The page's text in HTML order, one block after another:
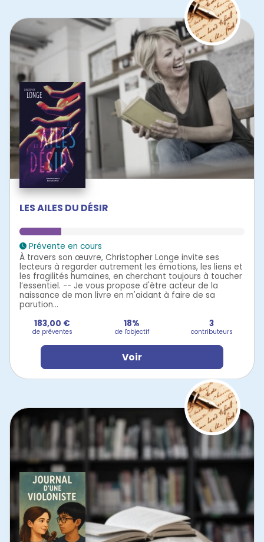
LES AILES DU DÉSIR
Prévente en cours
À travers son œuvre, Christopher Longe invite ses
lecteurs à regarder autrement les émotions, les liens et
les fragilités humaines, en cherchant toujours à toucher
l’essentiel. -- Je vous propose d'être acteur de la
naissance de mon livre en m'aidant à faire de sa
parution...
183,00 €
de préventes
18%
de l'objectif
3
contributeurs
Voir